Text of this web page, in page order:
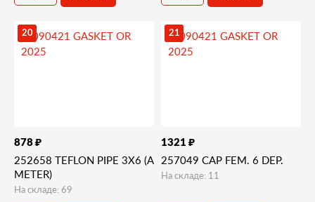
20
878 ₽
252658 TEFLON PIPE 3X6 (A
METER)
На складе: 69
21
1321 ₽
257049 CAP FEM. 6 DEP.
На складе: 11